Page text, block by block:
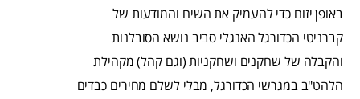
באופן יזום כדי להעמיק את השיח והמודעות של
קברניטי הכדורגל האנגלי סביב נושא הסובלנות
והקבלה של שחקנים ושחקניות (וגם קהל) מקהילת
הלהט"ב במגרשי הכדורגל, מבלי לשלם מחירים כבדים